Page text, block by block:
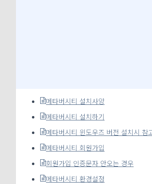
메타버시티 설치사양
메타버시티 설치하기
메타버시티 윈도우즈 버전 설치시 참
메타버시티 회원가입
회원가입 인증문자 안오는 경우
메타버시티 환경설정